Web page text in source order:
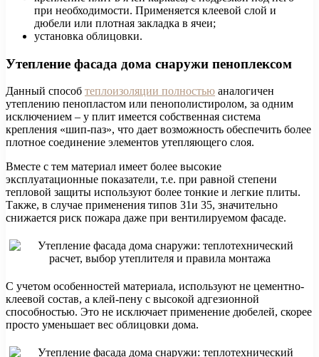
при необходимости. Применяется клеевой слой и
дюбели или плотная закладка в ячеи;
установка облицовки.
Утепление фасада дома снаружи пеноплексом
Данный способ теплоизоляции полностью аналогичен
утеплению пенопластом или пенополистиролом, за одним
исключением – у плит имеется собственная система
крепления «шип-паз», что дает возможность обеспечить более
плотное соединение элементов утепляющего слоя.
Вместе с тем материал имеет более высокие
эксплуатационные показатели, т.е. при равной степени
тепловой защиты используют более тонкие и легкие плиты.
Также, в случае применения типов 31и 35, значительно
снижается риск пожара даже при вентилируемом фасаде.
С учетом особенностей материала, используют не цементно-
клеевой состав, а клей-пену с высокой адгезионной
способностью. Это не исключает применение дюбелей, скорее
просто уменьшает вес облицовки дома.